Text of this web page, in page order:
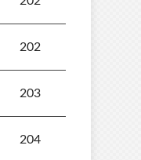
202
203
204